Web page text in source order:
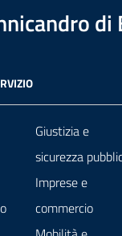
di
Giustizia e
sicurezza
Imprese e
commercio